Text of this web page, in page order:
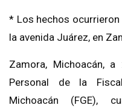
* Los hechos
la avenida Juárez, en
Zamora, Michoacán,
Personal de la
Michoacán (FGE),